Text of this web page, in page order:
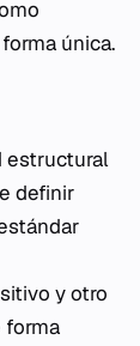
única.
estructural
definir
y otro
forma